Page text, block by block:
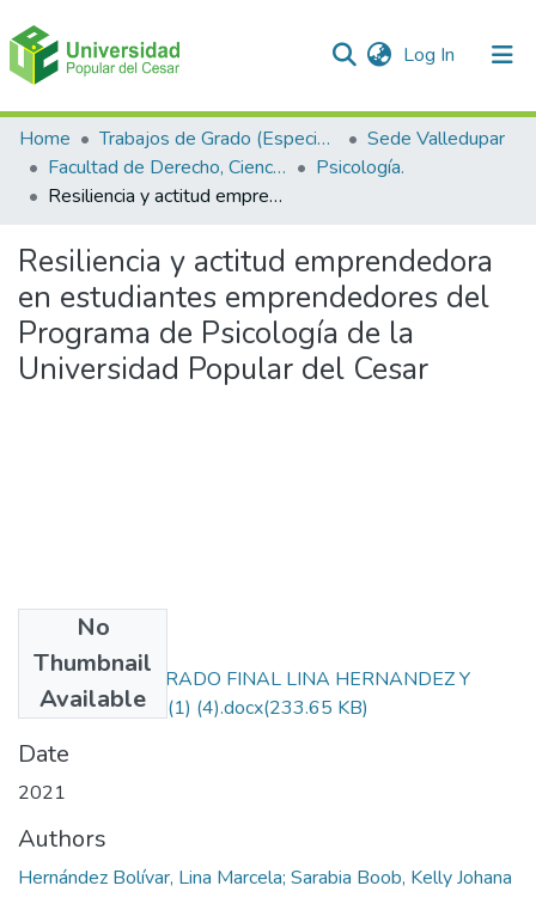
Log In (current)
Communities & Collections
All of DSpace
Home Trabajos de Grado (Especializaciones y Pregrados)
Sede Valledupar
Facultad de Derecho, Ciencias Políticas y Sociales.
Psicología.
Resiliencia y actitud emprendedora en estudiantes emprendedores del Programa de Psicología de la Universidad Popular del Cesar
Resiliencia y actitud emprendedora
en estudiantes emprendedores del
Programa de Psicología de la
Universidad Popular del Cesar
No
Thumbnail
Available
PROYECTO DE GRADO FINAL LINA HERNANDEZ Y
KELLY SARABIA (1) (4).docx(233.65 KB)
Date
2021
Authors
Hernández Bolívar, Lina Marcela; Sarabia Boob, Kelly Johana